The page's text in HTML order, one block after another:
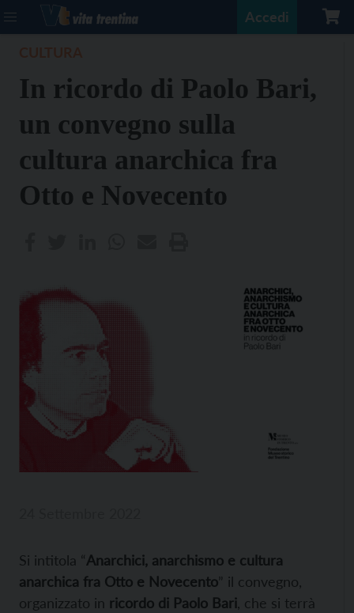
Accedi
In ricordo di Paolo Bari,
un convegno sulla
cultura anarchica fra
Otto e Novecento
Si intitola “Anarchici, anarchismo e cultura
anarchica fra Otto e Novecento” il convegno,
organizzato in ricordo di Paolo Bari , che si terrà